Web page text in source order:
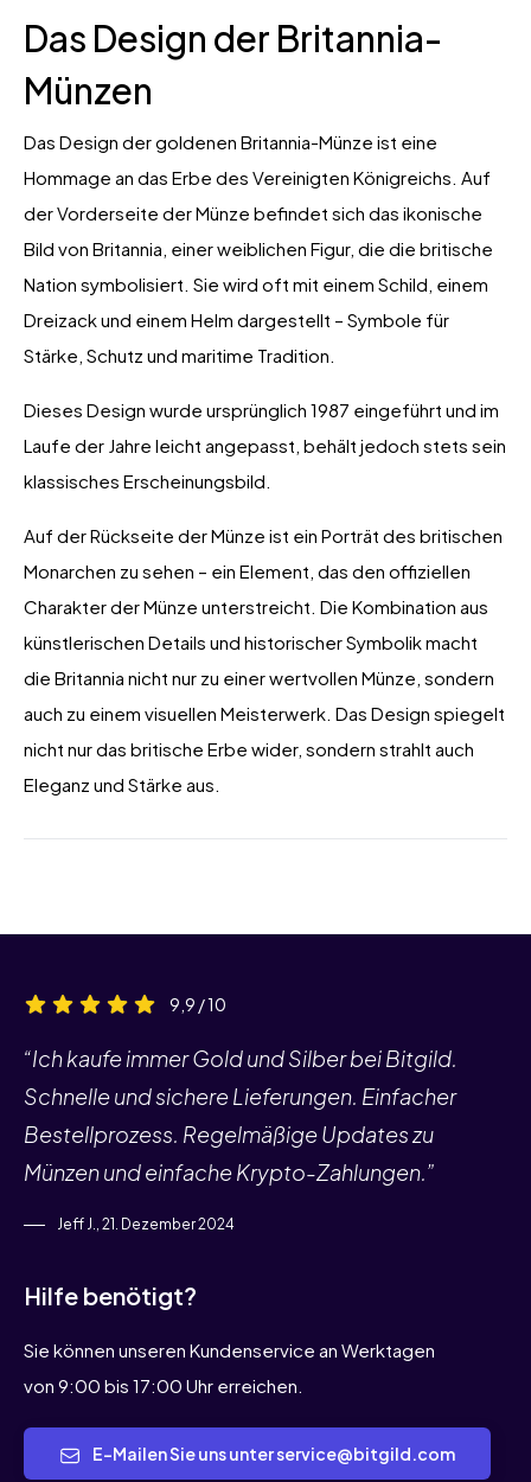
Das Design der Britannia-
Münzen
Das Design der goldenen Britannia-Münze ist eine
Hommage an das Erbe des Vereinigten Königreichs. Auf
der Vorderseite der Münze befindet sich das ikonische
Bild von Britannia, einer weiblichen Figur, die die britische
Nation symbolisiert. Sie wird oft mit einem Schild, einem
Dreizack und einem Helm dargestellt – Symbole für
Stärke, Schutz und maritime Tradition.
Dieses Design wurde ursprünglich 1987 eingeführt und im
Laufe der Jahre leicht angepasst, behält jedoch stets sein
klassisches Erscheinungsbild.
Auf der Rückseite der Münze ist ein Porträt des britischen
Monarchen zu sehen – ein Element, das den offiziellen
Charakter der Münze unterstreicht. Die Kombination aus
künstlerischen Details und historischer Symbolik macht
die Britannia nicht nur zu einer wertvollen Münze, sondern
auch zu einem visuellen Meisterwerk. Das Design spiegelt
nicht nur das britische Erbe wider, sondern strahlt auch
Eleganz und Stärke aus.
9,9 / 10
“Ich kaufe immer Gold und Silber bei Bitgild.
Schnelle und sichere Lieferungen. Einfacher
Bestellprozess. Regelmäßige Updates zu
Münzen und einfache Krypto-Zahlungen.”
Jeff J., 21. Dezember 2024
Hilfe benötigt?
Sie können unseren Kundenservice an Werktagen
von 9:00 bis 17:00 Uhr erreichen.
E-Mailen Sie uns unter service@bitgild.com